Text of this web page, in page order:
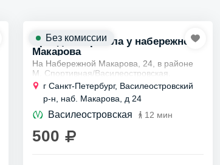
Аренда спортзала у набережной
Макарова
На Набережной Макарова, 24, в районе
М. Спортивная/Василеостровская,
предлагается интересное пространство
мансардного зала площадью 55
квадратных метров за 500...
г Санкт-Петербург, Василеостровский
р-н, наб. Макарова, д 24
Василеостровская 12 мин
500
Без комиссии